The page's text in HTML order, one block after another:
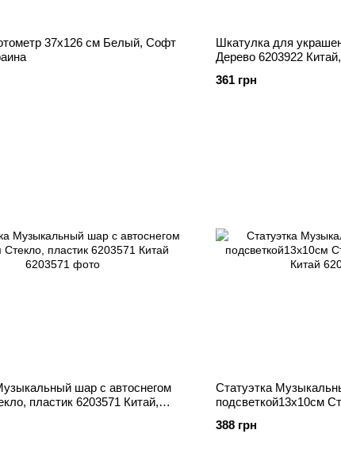
37х126 см Белый, Софт
Шкатулка для
Дерево 6203922
361 грн
шар с автоснегом
пластик 6203571 Китай,
Статуэтка
подсветкой13х10см
388 грн